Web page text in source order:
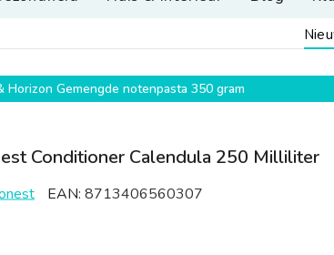
Gemengde notenpasta 350 gram
Conditioner Calendula 250 Milliliter
EAN: 8713406560307